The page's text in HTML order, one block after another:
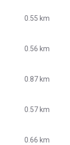
0.55 km
0.56 km
0.87 km
0.57 km
0.66 km